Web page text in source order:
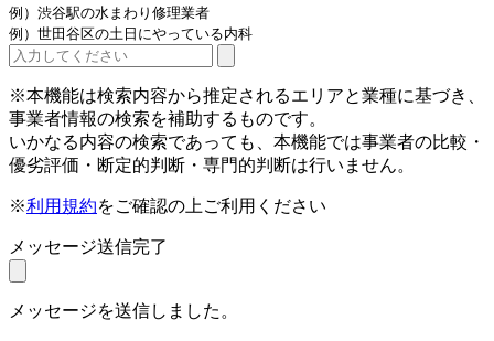
例）渋谷駅の水まわり修理業者
例）世田谷区の土日にやっている内科
※本機能は検索内容から推定されるエリアと業種に基づき、
事業者情報の検索を補助するものです。
いかなる内容の検索であっても、本機能では事業者の比較・
優劣評価・断定的判断・専門的判断は行いません。
※利用規約をご確認の上ご利用ください
メッセージ送信完了
メッセージを送信しました。